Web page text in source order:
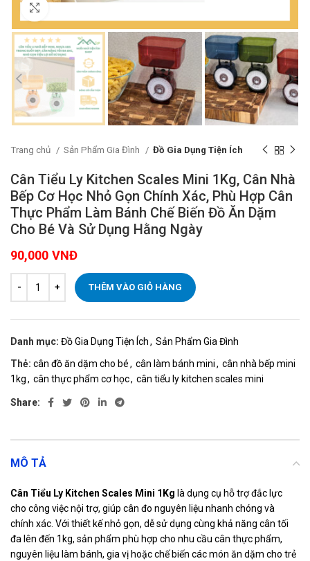
Trang chủ Sản Phẩm Gia Đình Đồ Gia Dụng Tiện Ích
Cân Tiểu Ly Kitchen Scales Mini 1Kg, Cân Nhà
Bếp Cơ Học Nhỏ Gọn Chính Xác, Phù Hợp Cân
Thực Phẩm Làm Bánh Chế Biến Đồ Ăn Dặm
Cho Bé Và Sử Dụng Hằng Ngày
90,000 VNĐ
THÊM VÀO GIỎ HÀNG
Danh mục: Đồ Gia Dụng Tiện Ích, Sản Phẩm Gia Đình
Thẻ: cân đồ ăn dặm cho bé, cân làm bánh mini, cân nhà bếp mini
1kg, cân thực phẩm cơ học, cân tiểu ly kitchen scales mini
Share:
MÔ TẢ
Cân Tiểu Ly Kitchen Scales Mini 1Kg là dụng cụ hỗ trợ đắc lực
cho công việc nội trợ, giúp cân đo nguyên liệu nhanh chóng và
chính xác. Với thiết kế nhỏ gọn, dễ sử dụng cùng khả năng cân tối
đa lên đến 1kg, sản phẩm phù hợp cho nhu cầu cân thực phẩm,
nguyên liệu làm bánh, gia vị hoặc chế biến các món ăn dặm cho trẻ